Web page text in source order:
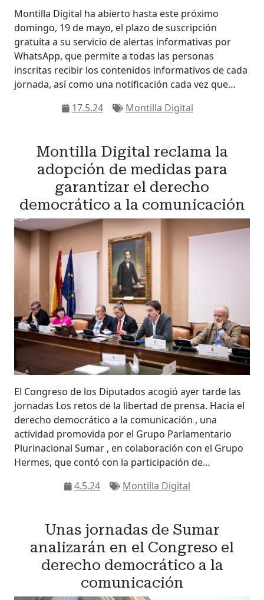
Montilla Digital ha abierto hasta este próximo
domingo, 19 de mayo, el plazo de suscripción
gratuita a su servicio de alertas informativas por
WhatsApp, que permite a todas las personas
inscritas recibir los contenidos informativos de cada
jornada, así como una notificación cada vez que…
17.5.24
Montilla Digital
Montilla Digital reclama la
adopción de medidas para
garantizar el derecho
democrático a la comunicación
El Congreso de los Diputados acogió ayer tarde las
jornadas Los retos de la libertad de prensa. Hacia el
derecho democrático a la comunicación , una
actividad promovida por el Grupo Parlamentario
Plurinacional Sumar , en colaboración con el Grupo
Hermes, que contó con la participación de…
4.5.24
Montilla Digital
Unas jornadas de Sumar
analizarán en el Congreso el
derecho democrático a la
comunicación